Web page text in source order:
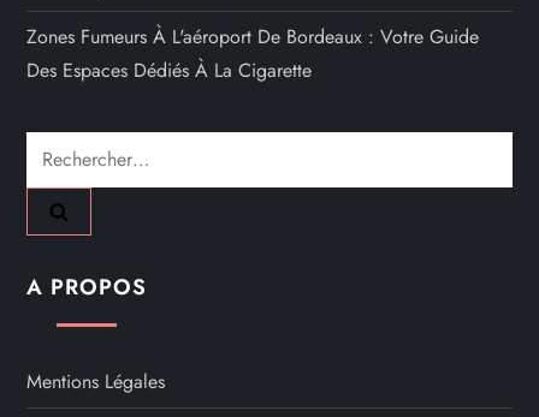
Zones Fumeurs À L'aéroport De Bordeaux : Votre Guide
Des Espaces Dédiés À La Cigarette
Rechercher :
A PROPOS
Mentions Légales